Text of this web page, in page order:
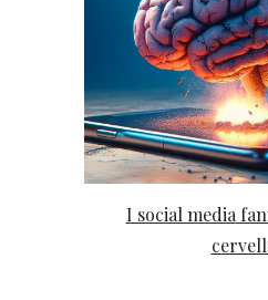
I social media